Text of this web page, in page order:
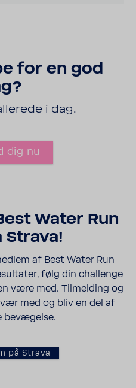
for en god
i dag.
dig nu
Water Run
Strava!
af Best Water Run
følg din chal­lenge
være med. Tilmel­ding og
med og bliv en del af
bevæ­gelse.
på Strava